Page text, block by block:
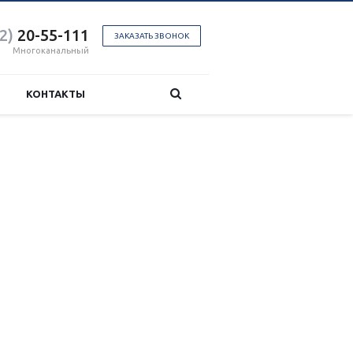
ЗАКАЗАТЬ ЗВОНОК
20-55-111
Многоканальный
КОНТАКТЫ